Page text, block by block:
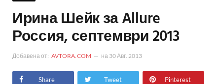
Ирина Шейк за Allure
Россия, септември 2013
Добавена от: AVTORA.COM на 30 Авг. 2013
Share Tweet Pinterest